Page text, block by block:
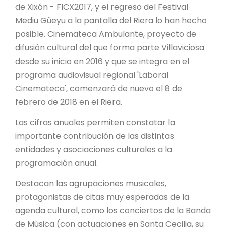
de Xixón - FICX2017, y el regreso del Festival
Mediu Güeyu a la pantalla del Riera lo han hecho
posible. Cinemateca Ambulante, proyecto de
difusión cultural del que forma parte Villaviciosa
desde su inicio en 2016 y que se integra en el
programa audiovisual regional 'Laboral
Cinemateca', comenzará de nuevo el 8 de
febrero de 2018 en el Riera.
Las cifras anuales permiten constatar la
importante contribución de las distintas
entidades y asociaciones culturales a la
programación anual.
Destacan las agrupaciones musicales,
protagonistas de citas muy esperadas de la
agenda cultural, como los conciertos de la Banda
de Música (con actuaciones en Santa Cecilia, su